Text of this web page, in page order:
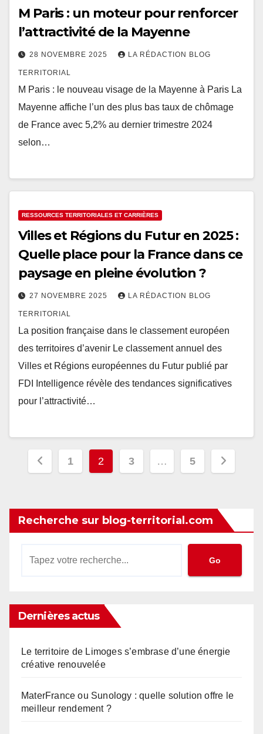
M Paris : un moteur pour renforcer
l’attractivité de la Mayenne
28 NOVEMBRE 2025 LA RÉDACTION BLOG
TERRITORIAL
M Paris : le nouveau visage de la Mayenne à Paris La
Mayenne affiche l’un des plus bas taux de chômage
de France avec 5,2% au dernier trimestre 2024
selon…
RESSOURCES TERRITORIALES ET CARRIÈRES
Villes et Régions du Futur en 2025 :
Quelle place pour la France dans ce
paysage en pleine évolution ?
27 NOVEMBRE 2025 LA RÉDACTION BLOG
TERRITORIAL
La position française dans le classement européen
des territoires d’avenir Le classement annuel des
Villes et Régions européennes du Futur publié par
FDI Intelligence révèle des tendances significatives
pour l’attractivité…
Pagination
publications
1 2 3 … 5
Recherche sur blog-territorial.com
Go
Dernières actus
Le territoire de Limoges s’embrase d’une énergie
créative renouvelée
MaterFrance ou Sunology : quelle solution offre le
meilleur rendement ?